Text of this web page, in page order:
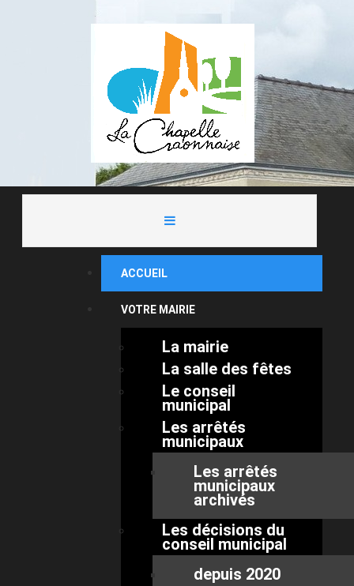
ACCUEIL
VOTRE MAIRIE
La mairie
La salle des fêtes
Le conseil
municipal
Les arrêtés
municipaux
Les arrêtés
municipaux
archivés
Les décisions du
conseil municipal
depuis 2020